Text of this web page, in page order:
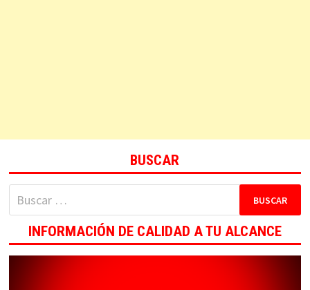
BUSCAR
Buscar:
INFORMACIÓN DE CALIDAD A TU ALCANCE